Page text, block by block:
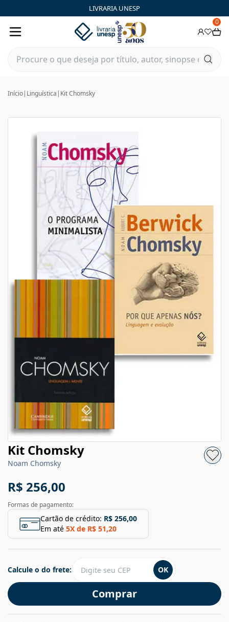
LIVRARIA UNESP
0
Início| Linguística | Kit Chomsky
Kit Chomsky
Noam Chomsky
R$ 256,00
Formas de pagamento:
Cartão de crédito: R$ 256,00
Em até 5X de R$ 51,20
Comprar
Calcule o do frete: OK